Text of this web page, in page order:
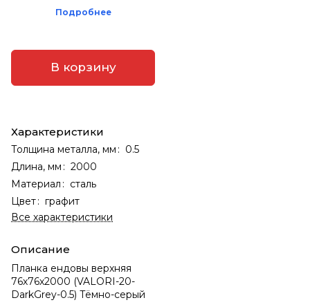
Подробнее
В корзину
Характеристики
Толщина металла, мм : 0.5
Длина, мм : 2000
Материал : сталь
Цвет: графит
Все характеристики
Описание
Планка ендовы верхняя
76х76х2000 (VALORI-20-
DarkGrey-0.5) Тёмно-серый